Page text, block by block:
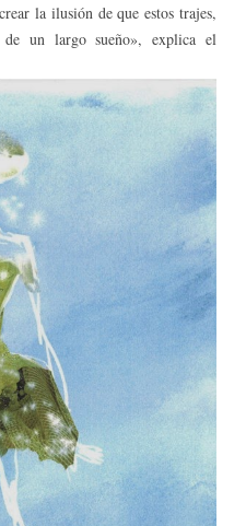
la ilusión de que estos trajes,
un largo sueño», explica el